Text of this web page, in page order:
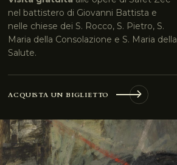
nel battistero di Giovanni Battista e
nelle chiese dei S. Rocco, S. Pietro, S.
Maria della Consolazione e S. Maria della
Salute.
ACQUISTA UN BIGLIETTO